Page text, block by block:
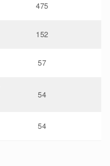
475
152
57
54
54